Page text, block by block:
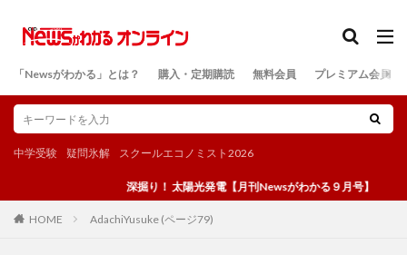
「Newsがわかる」とは？ 購入・定期購読 無料会員 プレミアム会員
中学受験 疑問氷解 スクールエコノミスト2026
深掘り！ 太陽光発電【月刊Newsがわかる９月号】
HOME AdachiYusuke (ページ79)
検索